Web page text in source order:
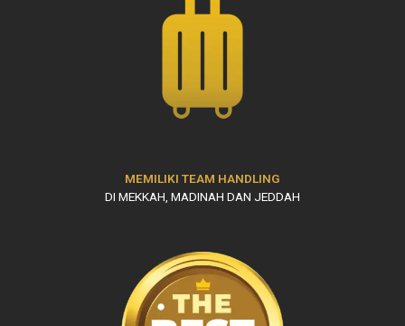
MEMILIKI TEAM HANDLING
DI MEKKAH, MADINAH DAN JEDDAH